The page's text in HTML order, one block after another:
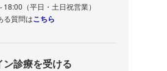
（平日・土日祝営業）
る質問はこちら
ン診療を受ける